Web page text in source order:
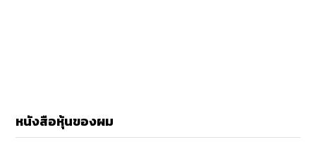
หนังสือหุ้นของผม